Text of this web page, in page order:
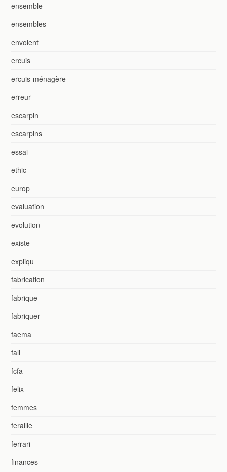
ensemble
ensembles
envoient
ercuis
ercuis-ménagère
erreur
escarpin
escarpins
essai
ethic
europ
evaluation
evolution
existe
expliqu
fabrication
fabrique
fabriquer
faema
fall
fcfa
felix
femmes
feraille
ferrari
finances